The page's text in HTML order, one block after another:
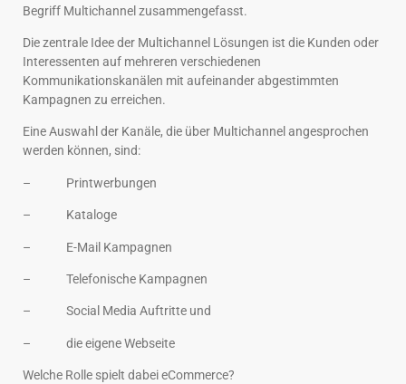
Begriff Multichannel zusammengefasst.
Die zentrale Idee der Multichannel Lösungen ist die Kunden oder
Interessenten auf mehreren verschiedenen
Kommunikationskanälen mit aufeinander abgestimmten
Kampagnen zu erreichen.
Eine Auswahl der Kanäle, die über Multichannel angesprochen
werden können, sind:
– Printwerbungen
– Kataloge
– E-Mail Kampagnen
– Telefonische Kampagnen
– Social Media Auftritte und
– die eigene Webseite
Welche Rolle spielt dabei eCommerce?